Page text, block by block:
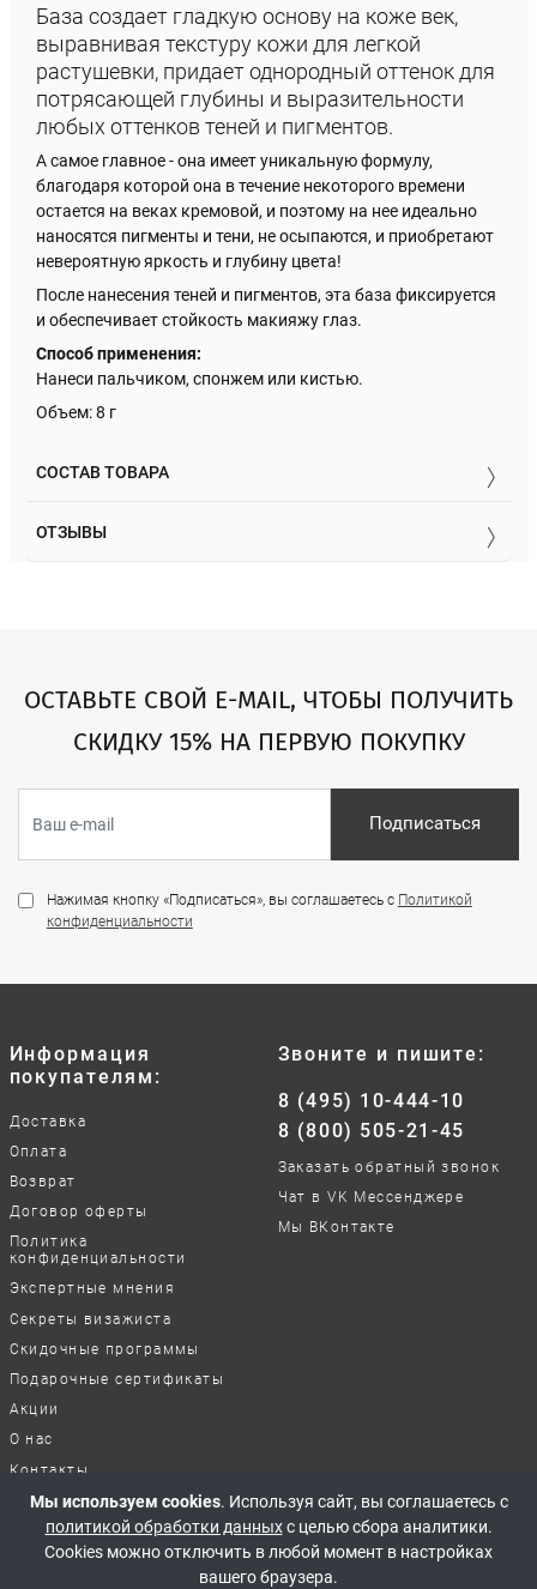
База создает гладкую основу на коже век,
выравнивая текстуру кожи для легкой
растушевки, придает однородный оттенок для
потрясающей глубины и выразительности
любых оттенков теней и пигментов.
А самое главное - она имеет уникальную формулу,
благодаря которой она в течение некоторого времени
остается на веках кремовой, и поэтому на нее идеально
наносятся пигменты и тени, не осыпаются, и приобретают
невероятную яркость и глубину цвета!
После нанесения теней и пигментов, эта база фиксируется
и обеспечивает стойкость макияжу глаз.
Способ применения:
Нанеси пальчиком, спонжем или кистью.
Объем: 8 г
СОСТАВ ТОВАРА
ОТЗЫВЫ
ОСТАВЬТЕ СВОЙ E-MAIL, ЧТОБЫ ПОЛУЧИТЬ
СКИДКУ 15% НА ПЕРВУЮ ПОКУПКУ
Подписаться
Нажимая кнопку «Подписаться», вы соглашаетесь с Политикой
конфиденциальности
Информация
покупателям:
Доставка
Оплата
Возврат
Договор оферты
Политика
конфиденциальности
Экспертные мнения
Секреты визажиста
Скидочные программы
Подарочные сертификаты
Акции
О нас
Контакты
Отзывы о нашей работе
Звоните и пишите:
8 (495) 10-444-10
8 (800) 505-21-45
Заказать обратный звонок
Чат в VK Мессенджере
Мы ВКонтакте
© 2017-2026 Все права защищены
Мы используем cookies. Используя сайт, вы соглашаетесь с
политикой обработки данныхс целью сбора аналитики.
Cookies можно отключить в любой момент в настройках
вашего браузера.